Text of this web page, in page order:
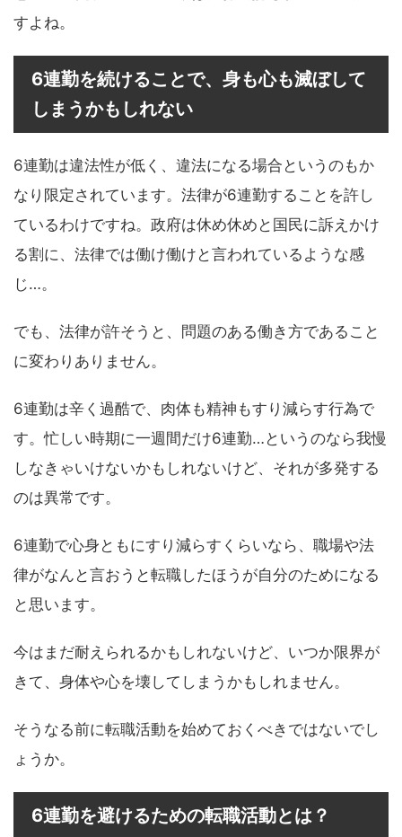
すよね。
6連勤を続けることで、身も心も滅ぼして
しまうかもしれない
6連勤は違法性が低く、違法になる場合というのもか
なり限定されています。法律が6連勤することを許し
ているわけですね。政府は休め休めと国民に訴えかけ
る割に、法律では働け働けと言われているような感
じ…。
でも、法律が許そうと、問題のある働き方であること
に変わりありません。
6連勤は辛く過酷で、肉体も精神もすり減らす行為で
す。忙しい時期に一週間だけ6連勤…というのなら我慢
しなきゃいけないかもしれないけど、それが多発する
のは異常です。
6連勤で心身ともにすり減らすくらいなら、職場や法
律がなんと言おうと転職したほうが自分のためになる
と思います。
今はまだ耐えられるかもしれないけど、いつか限界が
きて、身体や心を壊してしまうかもしれません。
そうなる前に転職活動を始めておくべきではないでし
ょうか。
6連勤を避けるための転職活動とは？